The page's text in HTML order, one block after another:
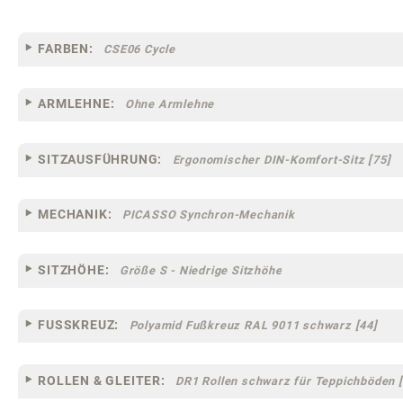
FARBEN: CSE06 Cycle
ARMLEHNE: Ohne Armlehne
SITZAUSFÜHRUNG: Ergonomischer DIN-Komfort-Sitz [75]
MECHANIK: PICASSO Synchron-Mechanik
SITZHÖHE: Größe S - Niedrige Sitzhöhe
FUSSKREUZ: Polyamid Fußkreuz RAL 9011 schwarz [44]
ROLLEN & GLEITER: DR1 Rollen schwarz für Teppichböden